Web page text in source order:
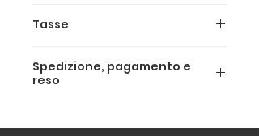
Tasse
INCLUSA (IVA al 22%).
I prezzi IVA ESCLUSA sono i
Spedizione, pagamento e
reso
Spediamo sia in Italia che